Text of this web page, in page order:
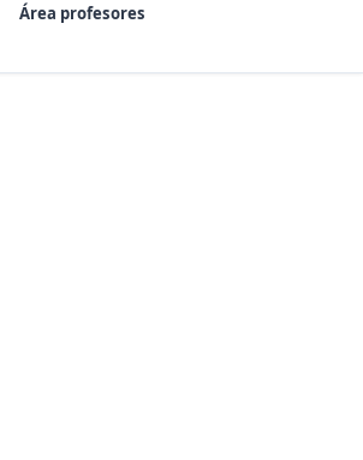
Área profesores